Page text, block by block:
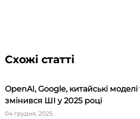
Схожі статті
OpenAI, Google, китайські моделі
змінився ШІ у 2025 році
04 грудня, 2025